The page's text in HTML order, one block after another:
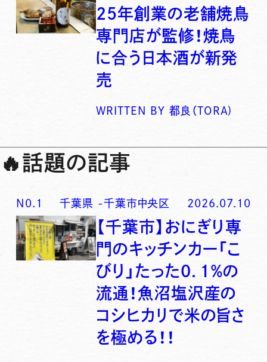
25年創業の老舗焼鳥
専門店が監修！焼鳥
に合う日本酒が新発
売
WRITTEN BY 都良（TORA)
🔥話題の記事
N0. 1 千葉県 -千葉市中央区 2026.07.10
【千葉市】おにぎり専
門のキッチンカー「こ
びり」たった0．1％の
流通！魚沼塩沢産の
コシヒカリで米の旨さ
を極める！！